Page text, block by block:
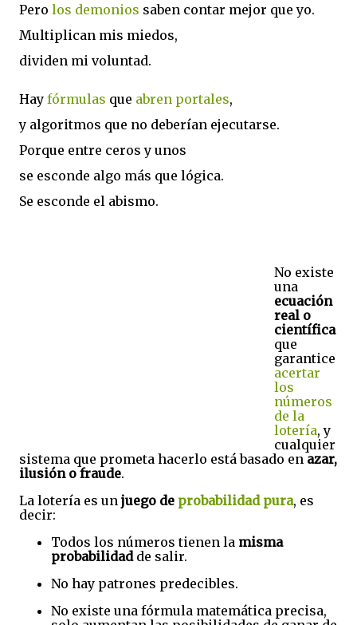
Pero los demonios saben contar mejor que yo.
Multiplican mis miedos,
dividen mi voluntad.
Hay fórmulas que abren portales,
y algoritmos que no deberían ejecutarse.
Porque entre ceros y unos
se esconde algo más que lógica.
Se esconde el abismo.
No existe
una
ecuación
real o
científica
que
garantice
acertar
los
números
de la
lotería, y
cualquier
sistema que prometa hacerlo está basado en azar,
ilusión o fraude.
La lotería es un juego de probabilidad pura, es
decir:
Todos los números tienen la misma
probabilidadde salir.
No hay patrones predecibles.
No existe una fórmula matemática precisa,